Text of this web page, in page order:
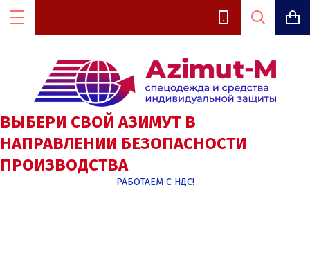
ВЫБЕРИ СВОЙ АЗИМУТ В
НАПРАВЛЕНИИ БЕЗОПАСНОСТИ
ПРОИЗВОДСТВА
РАБОТАЕМ С НДС!
Название: